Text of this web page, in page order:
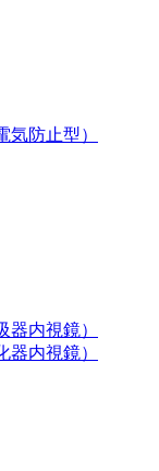
気防止型）
器内視鏡）
器内視鏡）